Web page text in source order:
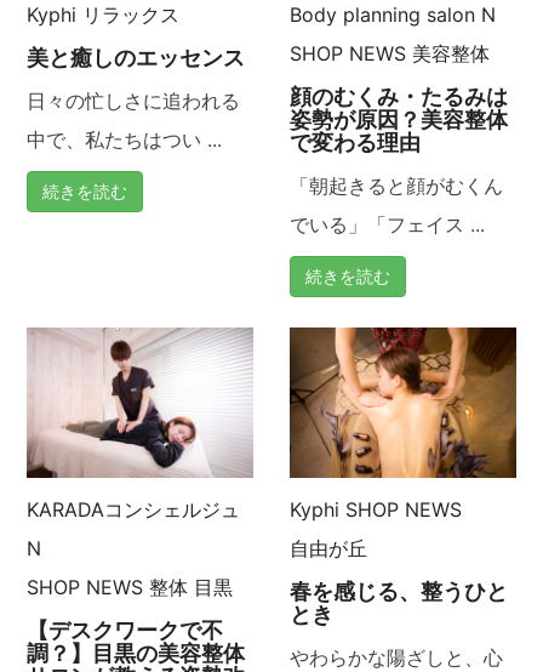
シ
ン
Kyphi リラックス
美と癒しのエッセンス
日々の忙しさに追われる
中で、私たちはつい ...
続きを読む
Body planning salon N
SHOP NEWS 美容整体
顔のむくみ・たるみは
姿勢が原因？美容整体
で変わる理由
「朝起きると顔がむくん
でいる」「フェイス ...
続きを読む
KARADAコンシェルジュ
N
SHOP NEWS 整体 目黒
【デスクワークで不
調？】目黒の美容整体
Kyphi SHOP NEWS
自由が丘
春を感じる、整うひと
とき
やわらかな陽ざしと、心